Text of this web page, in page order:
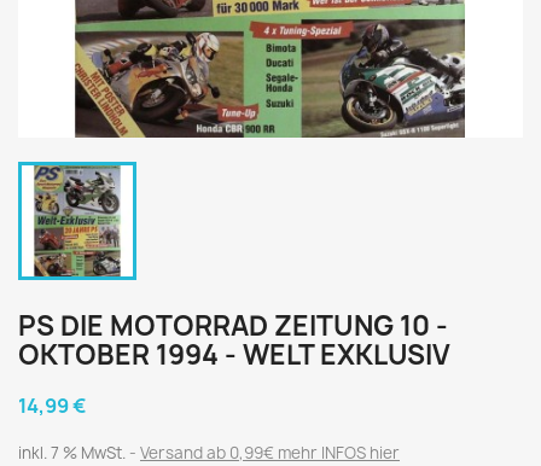
PS DIE MOTORRAD ZEITUNG 10 -
OKTOBER 1994 - WELT EXKLUSIV
14,99 €
inkl. 7 % MwSt. Versand ab 0,99€ mehr INFOS hier